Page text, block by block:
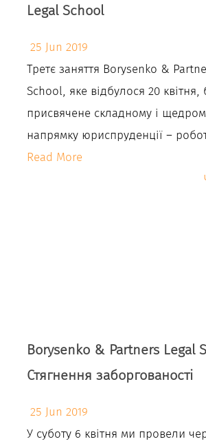
Legal School
25 Jun 2019
Третє заняття Borysenko &
School, яке відбулося 20 квітня,
присвячене складному і
напрямку юриспруденції –
Read More
Borysenko & Partners Legal
Стягнення заборгованості
25 Jun 2019
У суботу 6 квітня ми провели